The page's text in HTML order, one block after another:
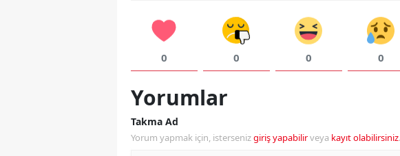
0 0 0 0
Yorumlar
Takma Ad
Yorum yapmak için, istersenizgiriş yapabilirveya kayıt olabilirsiniz.